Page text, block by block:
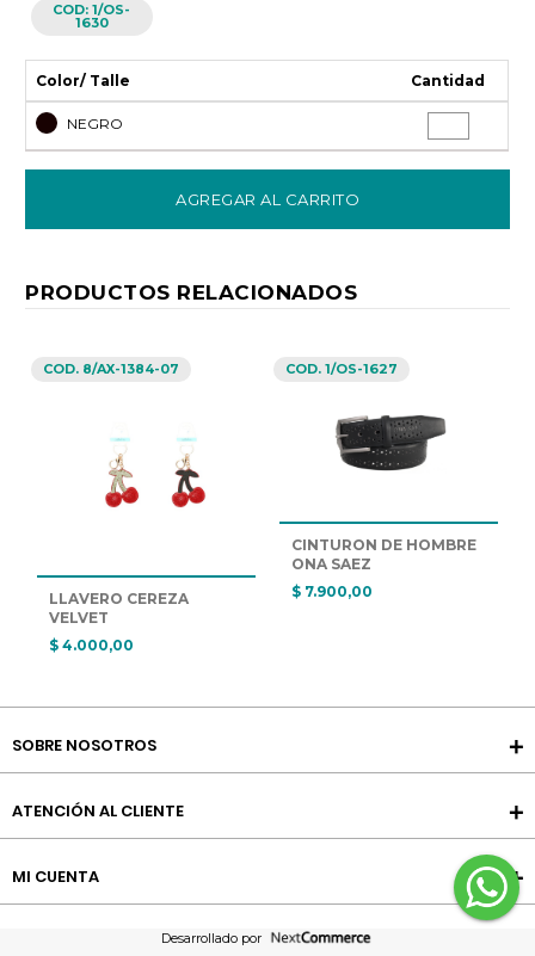
COD:1/OS-
1630
Color/ Talle Cantidad
NEGRO
AGREGAR AL CARRITO
PRODUCTOS RELACIONADOS
COD. 8/AX-1384-07
LLAVERO CEREZA
VELVET
$ 4.000,00
COD. 1/OS-1627
CINTURON DE HOMBRE
ONA SAEZ
$ 7.900,00
SOBRE NOSOTROS
ATENCIÓN AL CLIENTE
MI CUENTA
Desarrollado por